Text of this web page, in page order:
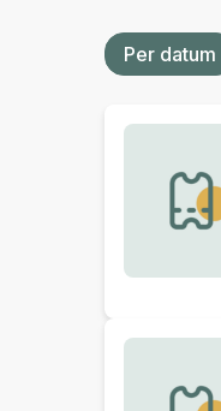
Per datum